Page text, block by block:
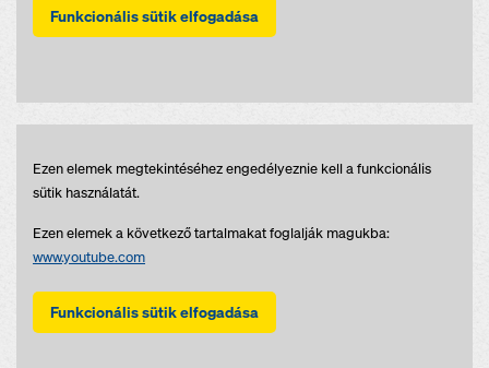
Funkcionális sütik elfogadása
Ezen elemek megtekintéséhez engedélyeznie kell a funkcionális
sütik használatát.
Ezen elemek a következő tartalmakat foglalják magukba:
www.youtube.com
Funkcionális sütik elfogadása